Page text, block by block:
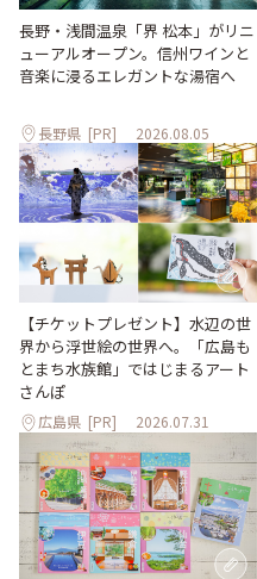
長野・浅間温泉「界 松本」がリニ
ューアルオープン。信州ワインと
音楽に浸るエレガントな湯宿へ
長野県 [PR] 2026.08.05
【チケットプレゼント】水辺の世
界から浮世絵の世界へ。「広島も
とまち水族館」ではじまるアート
さんぽ
広島県 [PR] 2026.07.31